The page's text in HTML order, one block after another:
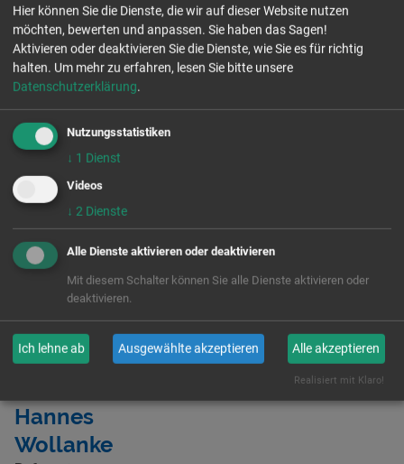
e. V. und die Association Roudel für die hervorragende
Organisation. Ein besonderer Dank gilt den
Jugendlichen aus Sebnitz: Ihre inspirierende
Vorstellung ihres Engagements hat alle Fachkräfte
beeindruckt und eindrucksvoll gezeigt, welches
Potenzial in der Jugendbeteiligung des ländlichen
Raums steckt.
Hannes
Wollanke
Hier können Sie die Dienste, die wir auf dieser Website nutzen
möchten, bewerten und anpassen. Sie haben das Sagen!
Aktivieren oder deaktivieren Sie die Dienste, wie Sie es für richtig
halten. Um mehr zu erfahren, lesen Sie bitte unsere
Datenschutzerklärung.
Nutzungsstatistiken
↓ 1 Dienst
Videos
↓ 2 Dienste
Alle Dienste aktivieren oder deaktivieren
Mit diesem Schalter können Sie alle Dienste aktivieren oder
deaktivieren.
Ich lehne ab Ausgewählte akzeptieren Alle akzeptieren
Realisiert mit Klaro!